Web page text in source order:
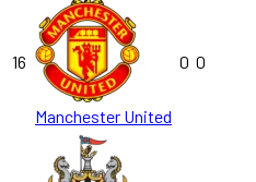
16
Manchester United
0 0